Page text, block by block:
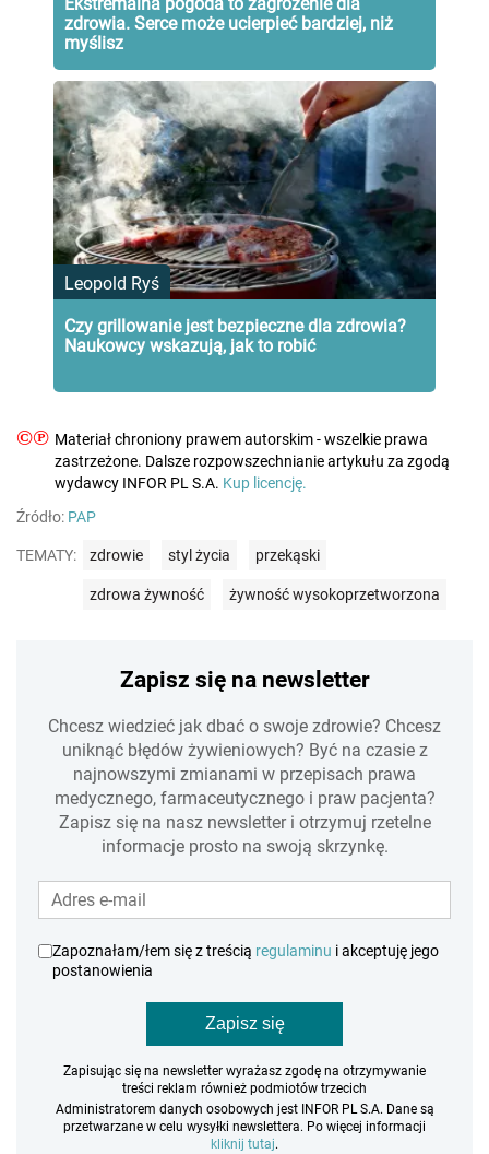
Ekstremalna pogoda to zagrożenie dla
zdrowia. Serce może ucierpieć bardziej, niż
myślisz
Leopold Ryś
Czy grillowanie jest bezpieczne dla zdrowia?
Naukowcy wskazują, jak to robić
©℗ Materiał chroniony prawem autorskim - wszelkie prawa
zastrzeżone. Dalsze rozpowszechnianie artykułu za zgodą
wydawcy INFOR PL S.A. Kup licencję.
Źródło: PAP
TEMATY: zdrowie styl życia przekąski
zdrowa żywność żywność wysokoprzetworzona
Zapisz się na newsletter
Chcesz wiedzieć jak dbać o swoje zdrowie? Chcesz
uniknąć błędów żywieniowych? Być na czasie z
najnowszymi zmianami w przepisach prawa
medycznego, farmaceutycznego i praw pacjenta?
Zapisz się na nasz newsletter i otrzymuj rzetelne
informacje prosto na swoją skrzynkę.
Zapoznałam/łem się z treścią regulaminu i akceptuję jego
postanowienia
Zapisz się
Zapisując się na newsletter wyrażasz zgodę na otrzymywanie
treści reklam również podmiotów trzecich
Administratorem danych osobowych jest INFOR PL S.A. Dane są
przetwarzane w celu wysyłki newslettera. Po więcej informacji
kliknij tutaj.